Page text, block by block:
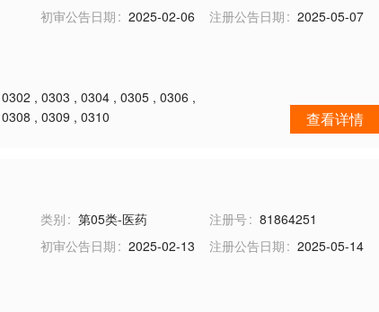
初审公告日期 2025-02-06 注册公告日期
2025-05-07
0302 , 0303 , 0304 , 0305 , 0306 ,
0308 , 0309 , 0310 查看详情
类别 第05类-医药 注册号
81864251
初审公告日期 2025-02-13 注册公告日期
2025-05-14